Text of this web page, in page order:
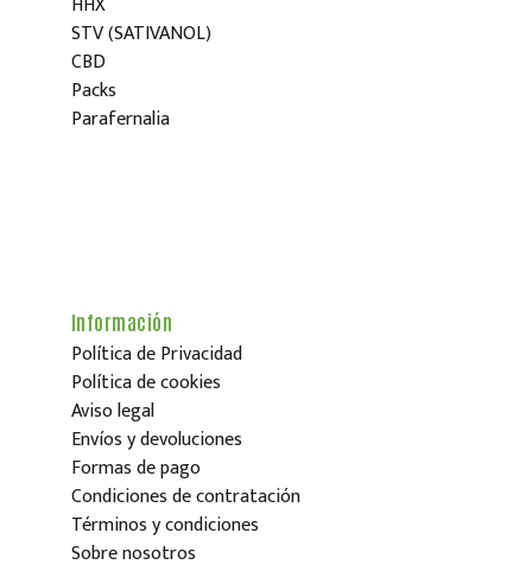
STV (SATIVANOL)
CBD
Packs
Parafernalia
Información
Política de Privacidad
Política de cookies
Aviso legal
Envíos y devoluciones
Formas de pago
Condiciones de contratación
Términos y condiciones
Sobre nosotros